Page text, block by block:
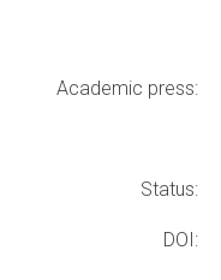
Academic press:
Status:
DOI: